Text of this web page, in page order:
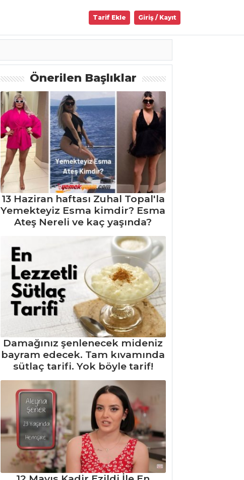
Tarif Ekle Giriş / Kayıt
Önerilen Başlıklar
13 Haziran haftası Zuhal Topal'la
Yemekteyiz Esma kimdir? Esma
Ateş Nereli ve kaç yaşında?
Damağınız şenlenecek mideniz
bayram edecek. Tam kıvamında
sütlaç tarifi. Yok böyle tarif!